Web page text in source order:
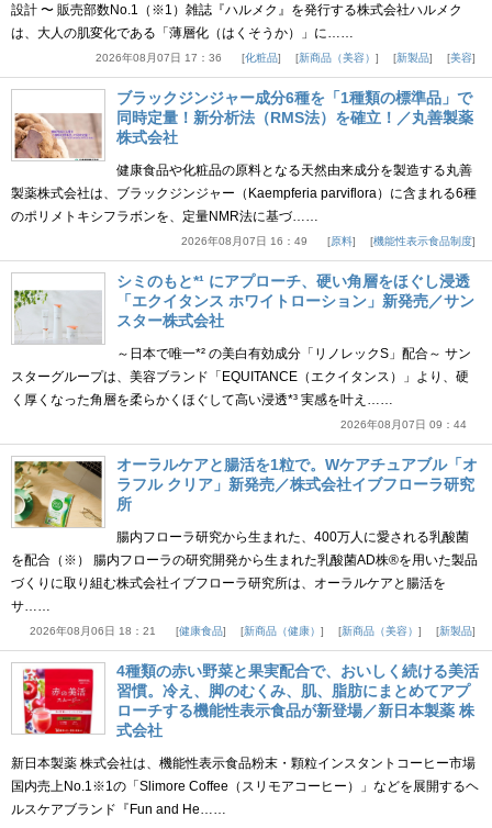
設計 〜 販売部数No.1（※1）雑誌『ハルメク』を発行する株式会社ハルメク
は、大人の肌変化である「薄層化（はくそうか）」に……
2026年08月07日 17：36 化粧品 新商品（美容） 新製品 美容
ブラックジンジャー成分6種を「1種類の標準品」で
同時定量！新分析法（RMS法）を確立！／丸善製薬
株式会社
健康食品や化粧品の原料となる天然由来成分を製造する丸善
製薬株式会社は、ブラックジンジャー（Kaempferia parviflora）に含まれる6種
のポリメトキシフラボンを、定量NMR法に基づ……
2026年08月07日 16：49 原料 機能性表示食品制度
シミのもと*¹ にアプローチ、硬い角層をほぐし浸透
「エクイタンス ホワイトローション」新発売／サン
スター株式会社
～日本で唯一*² の美白有効成分「リノレックS」配合～ サン
スターグループは、美容ブランド「EQUITANCE（エクイタンス）」より、硬
く厚くなった角層を柔らかくほぐして高い浸透*³ 実感を叶え……
2026年08月07日 09：44
オーラルケアと腸活を1粒で。Wケアチュアブル「オ
ラフル クリア」新発売／株式会社イブフローラ研究
所
腸内フローラ研究から生まれた、400万人に愛される乳酸菌
を配合（※） 腸内フローラの研究開発から生まれた乳酸菌AD株®を用いた製品
づくりに取り組む株式会社イブフローラ研究所は、オーラルケアと腸活を
サ……
2026年08月06日 18：21 健康食品 新商品（健康） 新商品（美容） 新製品
4種類の赤い野菜と果実配合で、おいしく続ける美活
習慣。冷え、脚のむくみ、肌、脂肪にまとめてアプ
ローチする機能性表示食品が新登場／新日本製薬 株
式会社
新日本製薬 株式会社は、機能性表示食品粉末・顆粒インスタントコーヒー市場
国内売上No.1※1の「Slimore Coffee（スリモアコーヒー）」などを展開するヘ
ルスケアブランド『Fun and He……